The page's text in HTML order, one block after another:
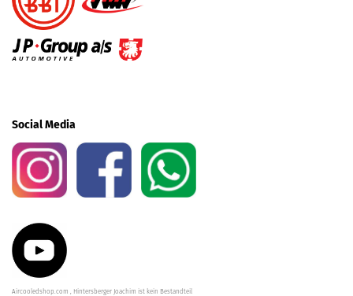
Social Media
Aircooledshop.com , Hintersberger Joachim ist kein Bestandteil